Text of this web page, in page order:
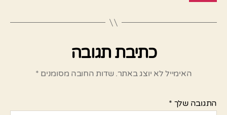
כתיבת תגובה
האימייל לא יוצג באתר. שדות החובה מסומנים *
התגובה שלך *